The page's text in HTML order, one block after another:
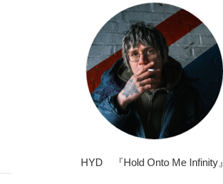
HYD 『Hold Onto Me Infinity』